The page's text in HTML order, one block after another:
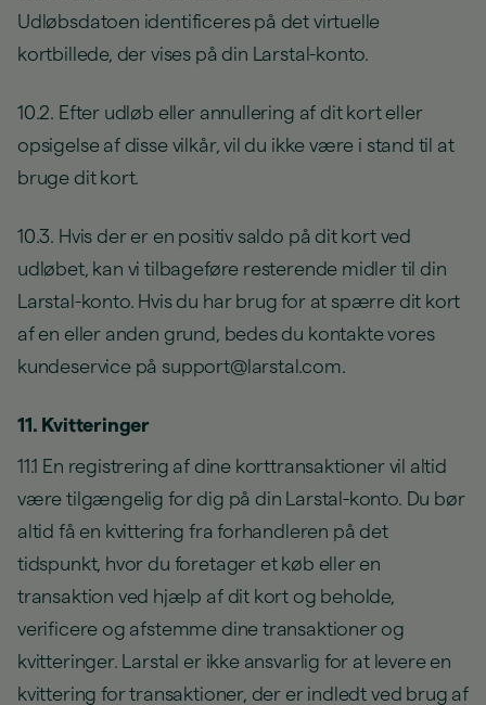
Udløbsdatoen identificeres på det virtuelle
kortbillede, der vises på din Larstal-konto.
10.2. Efter udløb eller annullering af dit kort eller
opsigelse af disse vilkår, vil du ikke være i stand til at
bruge dit kort.
10.3. Hvis der er en positiv saldo på dit kort ved
udløbet, kan vi tilbageføre resterende midler til din
Larstal-konto. Hvis du har brug for at spærre dit kort
af en eller anden grund, bedes du kontakte vores
kundeservice på support@larstal.com.
11. Kvitteringer
11.1 En registrering af dine korttransaktioner vil altid
være tilgængelig for dig på din Larstal-konto. Du bør
altid få en kvittering fra forhandleren på det
tidspunkt, hvor du foretager et køb eller en
transaktion ved hjælp af dit kort og beholde,
verificere og afstemme dine transaktioner og
kvitteringer. Larstal er ikke ansvarlig for at levere en
kvittering for transaktioner, der er indledt ved brug af